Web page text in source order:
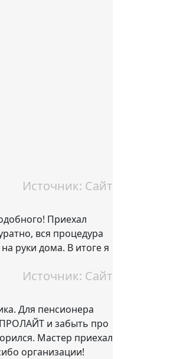
Источник: Сайт
Приехал
вся процедура
руки дома. В итоге я
Источник: Сайт
Для пенсионера
ПРОЛАЙТ и забыть про
Мастер приехал
организации!